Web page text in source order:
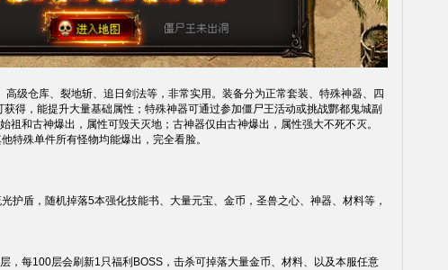
级仓库、裂地斩、追日剑法等，非常实用。装备分为正常套装、特殊神器、四
得，能提升大量基础属性；特殊神器可通过参加僵尸王活动或挑战酆都鬼城副
祖和古神爆出，属性可毁天灭地；古神器仅由古神爆出，属性强大不死不灭。
特殊单件所有怪物均能爆出，完全看脸。
护盾，随机掉落5本强化技能书、大量元宝、金币，圣兽之心、神器、材料等，
，每100层会刷新1只福利BOSS，击杀可掉落大量金币、材料、以及本服任意